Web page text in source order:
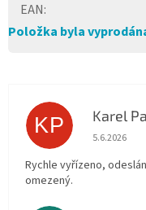
EAN:
Položka byla
KP Karel
Hodnocení
5.6.2026
Rychle vyřízeno,
omezený.